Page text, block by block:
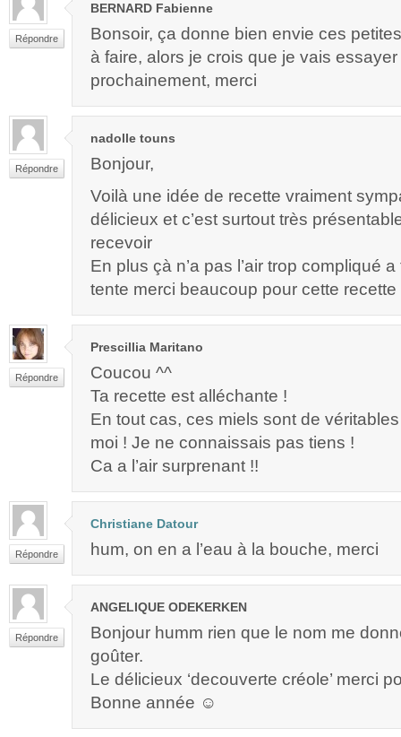
Répondre
BERNARD Fabienne
Bonsoir, ça donne bien envie ces
à faire, alors je crois que je vais essayer
prochainement, merci
Répondre
nadolle touns
Bonjour,
Voilà une idée de recette vraiment
délicieux et c’est surtout très
recevoir
En plus çà n’a pas l’air trop compliqué
tente merci beaucoup pour cette
Répondre
Prescillia Maritano
Coucou ^^
Ta recette est alléchante !
En tout cas, ces miels sont de
moi ! Je ne connaissais pas tiens !
Ca a l’air surprenant !!
Répondre
Christiane Datour
hum, on en a l’eau à la bouche, merci
Répondre
ANGELIQUE ODEKERKEN
Bonjour humm rien que le nom me
goûter.
Le délicieux ‘decouverte créole’ merci
Bonne année ☺